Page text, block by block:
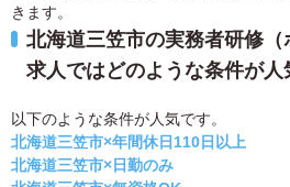
きます。
北海道三笠市の実務者研修（
求人ではどのような条件が人
以下のような条件が人気です。
北海道三笠市×年間休日110日以上
北海道三笠市×日勤のみ